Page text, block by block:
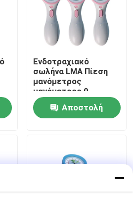
σωλήνων
διάδρομος μασκών
Ενδοτραχιακό
σωλήνα LMA Πίεση
μανόμετρος
μανόμετρος 0-
120cmH2O
Αποστολή